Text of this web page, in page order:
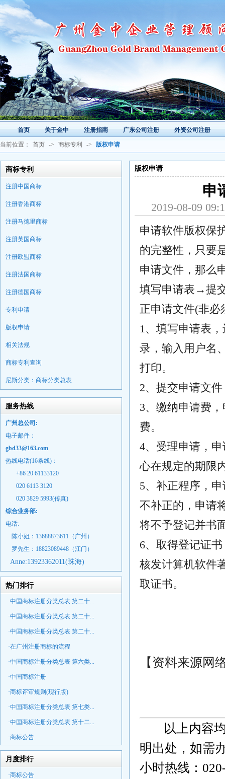
首页 关于金中 注册指南 广东公司注册 外资公司注册
当前位置： 首页 -> 商标专利 -> 版权申请
商标专利
注册中国商标
注册香港商标
注册马德里商标
注册英国商标
注册欧盟商标
注册法国商标
注册德国商标
专利申请
版权申请
相关法规
商标专利查询
尼斯分类：商标分类总表
服务热线
广州总公司:
电子邮件：
gbd33@163.com
热线电话(16条线)：
+86 20 61133120
020 6113 3120
020 3829 5993(传真)
综合业务部:
电话:
陈小姐：13688873611（广州）
罗先生：18823089448 （江门）
Anne:13923362011(珠海)
热门排行
·中国商标注册分类总表 第二十...
·中国商标注册分类总表 第二十...
·中国商标注册分类总表 第二十...
·在广州注册商标的流程
·中国商标注册分类总表 第六类...
·中国商标注册
·商标评审规则(现行版)
·中国商标注册分类总表 第七类...
·中国商标注册分类总表 第十二...
·商标公告
月度排行
·商标公告
版权申请
申
2019-08-09
申请软件版权保
的完整性，只要
申请文件，那么
填写申请表→提
正申请文件(非
1、填写申请表
录，输入用户名
打印。
2、提交申请文
3、缴纳申请费
费。
4、受理申请，
心在规定的期限
5、补正程序，
不补正的，申请
将不予登记并书
6、取得登记证
核发计算机软件
取证书。
【资料来源网
以上内容
明出处，如需
小时热线：